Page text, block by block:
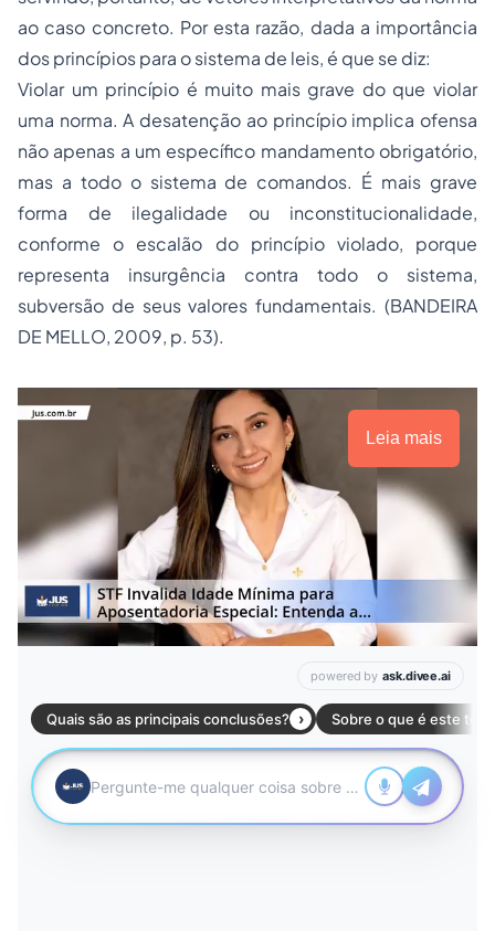
ao caso concreto. Por esta razão, dada a importância
dos princípios para o sistema de leis, é que se diz:
Violar um princípio é muito mais grave do que violar
uma norma. A desatenção ao princípio implica ofensa
não apenas a um específico mandamento obrigatório,
mas a todo o sistema de comandos. É mais grave
forma de ilegalidade ou inconstitucionalidade,
conforme o escalão do princípio violado, porque
representa insurgência contra todo o sistema,
subversão de seus valores fundamentais. (BANDEIRA
DE MELLO, 2009, p. 53).
Leia mais